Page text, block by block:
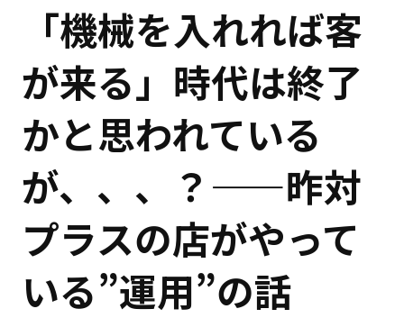
「機械を入れれば客
が来る」時代は終了
かと思われている
が、、、？——昨対
プラスの店がやって
いる”運用”の話